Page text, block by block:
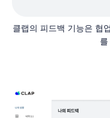
클랩의 피드백 기능은 협
를